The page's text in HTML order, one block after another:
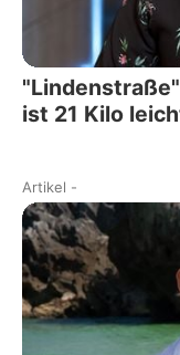
ist 21 Kilo
Artikel -